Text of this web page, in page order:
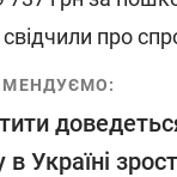
про
в Україні